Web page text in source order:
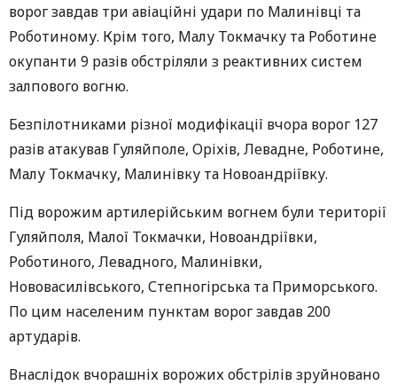
ворог завдав три авіаційні удари по Малинівці та
Роботиному. Крім того, Малу Токмачку та Роботине
окупанти 9 разів обстріляли з реактивних систем
залпового вогню.
Безпілотниками різної модифікації вчора ворог 127
разів атакував Гуляйполе, Оріхів, Левадне, Роботине,
Малу Токмачку, Малинівку та Новоандріївку.
Під ворожим артилерійським вогнем були території
Гуляйполя, Малої Токмачки, Новоандріївки,
Роботиного, Левадного, Малинівки,
Нововасилівського, Степногірська та Приморського.
По цим населеним пунктам ворог завдав 200
артударів.
Внаслідок вчорашніх ворожих обстрілів зруйновано